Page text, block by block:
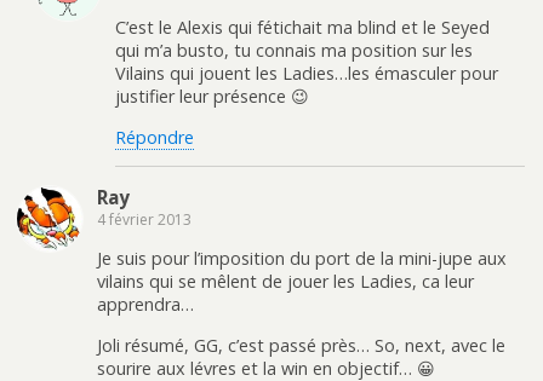
C’est le Alexis qui fétichait ma blind et le Seyed
qui m’a busto, tu connais ma position sur les
Vilains qui jouent les Ladies…les émasculer pour
justifier leur présence 😉
Répondre
Ray
4 février 2013
Je suis pour l’imposition du port de la mini-jupe aux
vilains qui se mêlent de jouer les Ladies, ca leur
apprendra…
Joli résumé, GG, c’est passé près… So, next, avec le
sourire aux lévres et la win en objectif… 😀